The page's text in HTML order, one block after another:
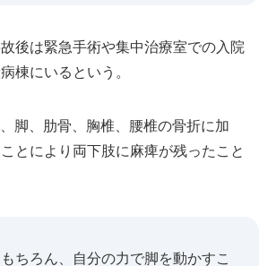
後は緊急手術や集中治療室での入院
棟にいるという。
脚、肋骨、胸椎、腰椎の骨折に加
とにより両下肢に麻痺が残ったこと
ちろん、自分の力で脚を動かすこ